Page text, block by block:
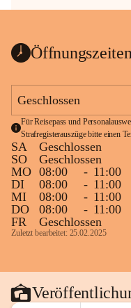
Öffnungszeiten
Geschlossen
Für Reisepass und
Strafregisterauszüge bitte einen
SA
Geschlossen
SO
Geschlossen
MO 08:00 - 11:00
DI
08:00 - 11:00
MI
08:00 - 11:00
DO
08:00 - 11:00
FR
Geschlossen
Zuletzt bearbeitet: 25.02.2025